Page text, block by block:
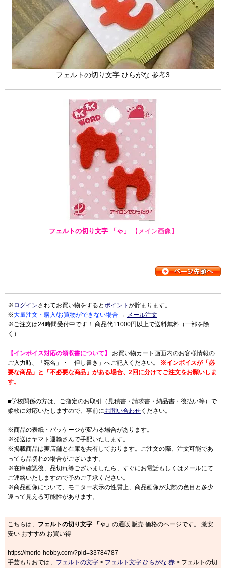
フェルトの切り文字 ひらがな 参考3
フェルトの切り文字 「ゃ」 【メイン画像】
※ ログインされてお買い物をするとポイント が貯まります。
※大量注文・購入/お買物ができない場合 → メール注文
※ご注文は24時間受付中です！ 商品代11000円以上で送料無料（一部を除
く）
【インボイス対応の領収書について】
お買い物カート画面内のお客様情報の
ご入力時、「宛名」・「但し書き」へご記入ください。 ※インボイスが「必
要な商品」と「不必要な商品」がある場合、2回に分けてご注文をお願いしま
す。
■学校関係の方は、ご指定のお取引（見積書・請求書・納品書・後払い等）で
柔軟に対応いたしますので、事前にお問い合わせ ください。
※商品の表紙・パッケージが変わる場合があります。
※発送はヤマト運輸さんで手配いたします。
※掲載商品は実店舗と在庫を共有しております。ご注文の際、注文可能であ
っても品切れの場合がございます。
※在庫確認後、品切れ等ございましたら、すぐにお電話もしくはメールにて
ご連絡いたしますので予めご了承ください。
※商品画像について、モニター表示の性質上、商品画像が実際の色目と多少
違って見える可能性があります。
こちらは、 フェルトの切り文字 「ゃ」 の通販 販売 価格のページです。 激安
安い おすすめ お買い得
https://morio-hobby.com/?pid=33784787
手芸もりおでは、 フェルトの文字 > フェルト文字 ひらがな 赤 > フェルトの切